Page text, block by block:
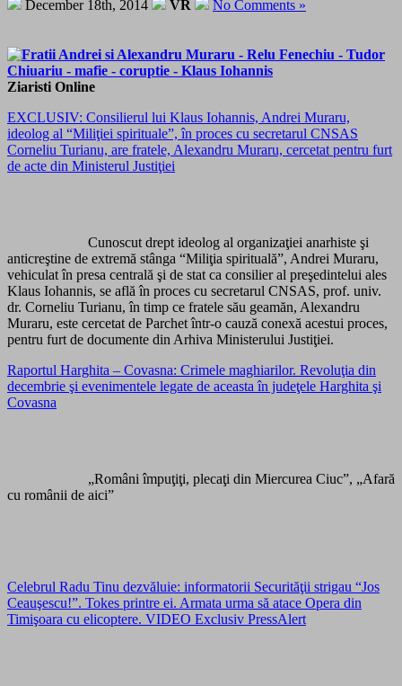
December 18th, 2014 VR No Comments »
Ziaristi Online
EXCLUSIV: Consilierul lui Klaus Iohannis, Andrei Muraru,
ideolog al “Miliţiei spirituale”, în proces cu secretarul CNSAS
Corneliu Turianu, are fratele, Alexandru Muraru, cercetat pentru furt
de acte din Ministerul Justiţiei
Cunoscut drept ideolog al organizaţiei anarhiste şi
anticreştine de extremă stânga “Miliţia spirituală”, Andrei Muraru,
vehiculat în presa centrală şi de stat ca consilier al preşedintelui ales
Klaus Iohannis, se află în proces cu secretarul CNSAS, prof. univ.
dr. Corneliu Turianu, în timp ce fratele său geamăn, Alexandru
Muraru, este cercetat de Parchet într-o cauză conexă acestui proces,
pentru furt de documente din Arhiva Ministerului Justiţiei.
Raportul Harghita – Covasna: Crimele maghiarilor. Revoluţia din
decembrie şi evenimentele legate de aceasta în judeţele Harghita şi
Covasna
„Români împuţiţi, plecaţi din Miercurea Ciuc”, „Afară
cu românii de aici”
Celebrul Radu Tinu dezvăluie: informatorii Securităţii strigau “Jos
Ceauşescu!”. Tokes printre ei. Armata urma să atace Opera din
Timişoara cu elicoptere. VIDEO Exclusiv PressAlert